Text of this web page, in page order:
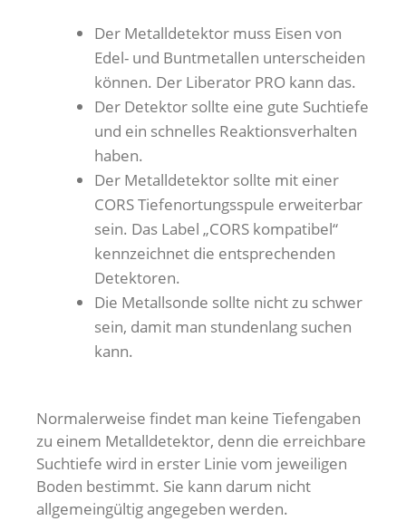
Der Metalldetektor muss Eisen von
Edel- und Buntmetallen unterscheiden
können. Der Liberator PRO kann das.
Der Detektor sollte eine gute Suchtiefe
und ein schnelles Reaktionsverhalten
haben.
Der Metalldetektor sollte mit einer
CORS Tiefenortungsspule erweiterbar
sein. Das Label „CORS kompatibel“
kennzeichnet die entsprechenden
Detektoren.
Die Metallsonde sollte nicht zu schwer
sein, damit man stundenlang suchen
kann.
Normalerweise findet man keine Tiefengaben
zu einem Metalldetektor, denn die erreichbare
Suchtiefe wird in erster Linie vom jeweiligen
Boden bestimmt. Sie kann darum nicht
allgemeingültig angegeben werden.